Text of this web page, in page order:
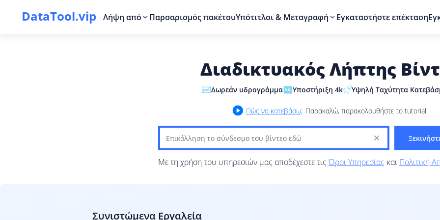
DataTool.vip Λήψη από Παρσαρισμός πακέτουΥπότιτλοι & Μεταγραφή Εγκαταστήστε επέκταση
Διαδικτυακός Λήπτης
Δωρεάν υδρογράμμα Υποστήριξη 4k Υψηλή Ταχύτητα
Πώς να κατεβάσω; Παρακαλώ, παρακολουθήστε το tutorial.
Με τη χρήση του υπηρεσιών μας αποδέχεστε τις Όροι Υπηρεσίας και Πολιτική
Συνιστώμενα Εργαλεία